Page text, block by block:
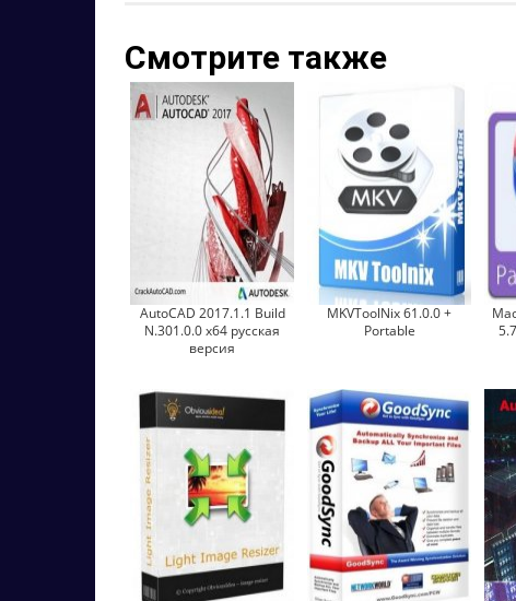
Смотрите также
AutoCAD 2017.1.1 Build
N.301.0.0 x64 русская
версия
MKVToolNix 61.0.0 +
Portable